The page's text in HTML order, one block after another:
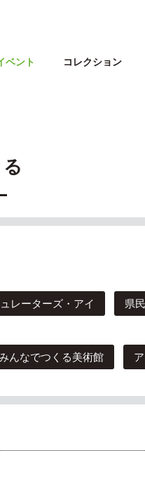
ベント コレクション
レーターズ・アイ 県
んなでつくる美術館